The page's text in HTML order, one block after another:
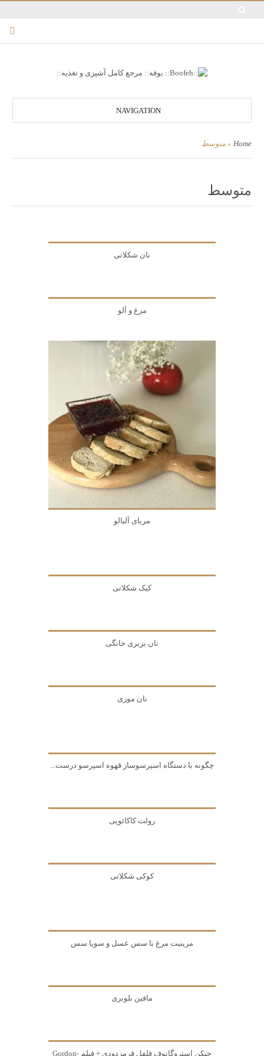
NAVIGATION
Home
» متوسط
متوسط
نان شکلاتی
مرغ و آلو
مربای آلبالو
کیک شکلاتی
نان بربری خانگی
نان موزی
چگونه با دستگاه اسپرسوساز قهوه اسپرسو درست...
رولت کاکائویی
کوکی شکلاتی
مرینیت مرغ با سس عسل و سویا سس
مافین بلوبری
چیکن استروگانوف فلفل قرمزدودی + فیلم -Gordon